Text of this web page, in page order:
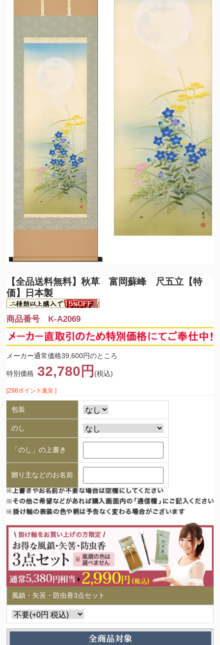
【全品送料無料】秋草 富岡蘇峰 尺五立【特
価】日本製
商品番号 K-A2069
メーカー通常価格39,600円のところ
特別価格 32,780円 (税込)
[298ポイント進呈 ]
包装
のし
「のし」の上書き
贈り主などのお名前
風鎮・矢筈・防虫香3点セット